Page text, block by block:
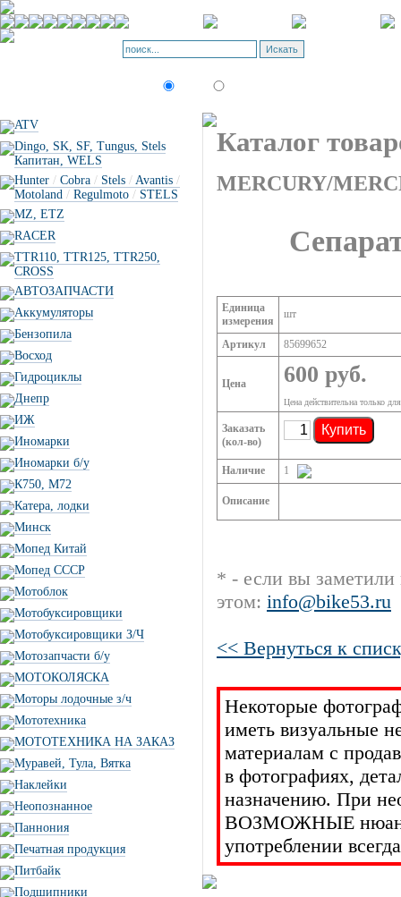
ATV
Dingo, SK, SF, Tungus, Stels
Капитан, WELS
Hunter / Cobra / Stels / Avantis /
Motoland / Regulmoto / STELS
MZ, ETZ
RACER
TTR110, TTR125, TTR250,
CROSS
АВТОЗАПЧАСТИ
Аккумуляторы
Бензопила
Восход
Гидроциклы
Днепр
ИЖ
Иномарки
Иномарки б/у
К750, М72
Катера, лодки
Минск
Мопед Китай
Мопед СССР
Мотоблок
Мотобуксировщики
Мотобуксировщики З/Ч
Мотозапчасти б/у
МОТОКОЛЯСКА
Моторы лодочные з/ч
Мототехника
МОТОТЕХНИКА НА ЗАКАЗ
Муравей, Тула, Вятка
Наклейки
Неопознанное
Паннония
Печатная продукция
Питбайк
Подшипники
Каталог
MERCURY/
Единица
измерения
шт
Артикул 85699652
Цена 600 руб.
Цена действительна только
Заказать
(кол-во)
Купить
Наличие 1
Описание
* - если вы
этом: info@bike53.ru
<< Вернуться к
Некоторые
иметь визуальные
материалам с
в фотографиях,
назначению. При
ВОЗМОЖНЫЕ
употреблении